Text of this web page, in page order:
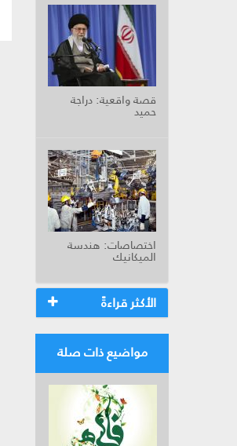
قصة واقعية: دراجة
حميد
اختصاصات: هندسة
الميكانيك
الأكثر قراءةً
مواضيع ذات صلة